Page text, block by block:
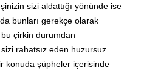
sizi aldattığı yönünde ise
bunları gerekçe olarak
çirkin durumdan
rahatsız eden huzursuz
konuda şüpheler içerisinde